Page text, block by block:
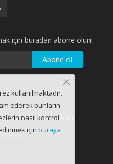
için buradan abone olun!
Abone ol
- Bütün Hakları Saklıdır
kullanılmaktadır.
ederek bunların
nasıl kontrol
için buraya